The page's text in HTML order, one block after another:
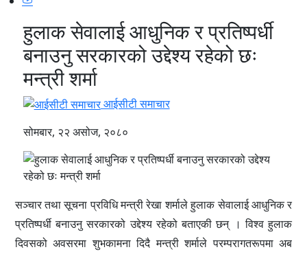
हुलाक सेवालाई आधुनिक र प्रतिष्पर्धी
बनाउनु सरकारको उद्देश्य रहेको छः
मन्त्री शर्मा
आईसीटी समाचार
सोमबार, २२ असोज, २०८०
सञ्चार तथा सूचना प्रविधि मन्त्री रेखा शर्माले हुलाक सेवालाई आधुनिक र
प्रतिष्पर्धी बनाउनु सरकारको उद्देश्य रहेको बताएकी छन् । विश्व हुलाक
दिवसको अवसरमा शुभकामना दिदै मन्त्री शर्माले परम्परागतरूपमा अब